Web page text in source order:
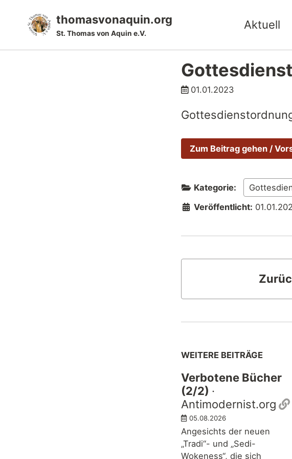
thomasvonaquin.org
St. Thomas von Aquin e.V.
Aktuell
01.01.2023
Zum Beitrag gehen /
Kategorie:
Veröffentlicht:
WEITERE BEITRÄGE
Verbotene Bücher
(2/2) ·
Antimodernist.org
05.08.2026
Angesichts der neuen
„Tradi“- und „Sedi-
Wokeness“, die sich